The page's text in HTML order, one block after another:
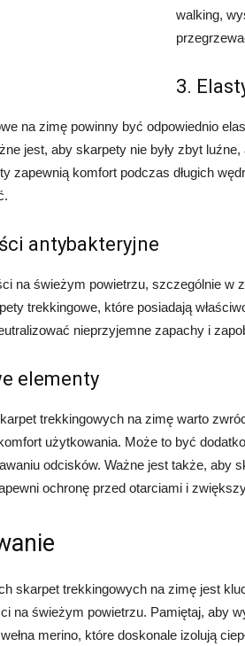
walking,
3.
na zimę powinny być odpowiednio
jest, aby skarpety nie były zbyt
zapewnią komfort podczas długich
antybakteryjne
na świeżym powietrzu, szczególnie w
trekkingowe, które posiadają
nieprzyjemne zapachy i
elementy
trekkingowych na zimę warto
użytkowania. Może to być
odcisków. Ważne jest także, aby
ochronę przed otarciami i
skarpet trekkingowych na zimę jest
na świeżym powietrzu. Pamiętaj, aby
merino, które doskonale izolują